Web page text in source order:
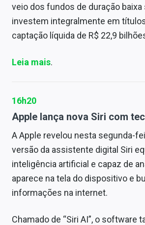
veio dos fundos de duração baixa
investem integralmente em
captação líquida de R$ 22,9
Leia mais.
16h20
Apple lança nova Siri com
A Apple revelou nesta segunda-
versão da assistente digital Siri
inteligência artificial e capaz de
aparece na tela do dispositivo e
informações na internet.
Chamado de “Siri AI”, o software